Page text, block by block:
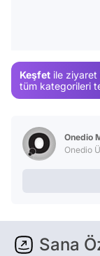
Keşfet ile
tüm kategorileri
Onedio
Onedio
Sana